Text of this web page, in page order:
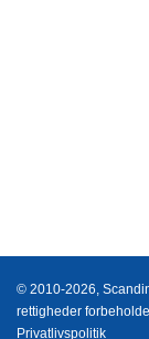
© 2010-2026,
rettigheder
Privatlivspolitik